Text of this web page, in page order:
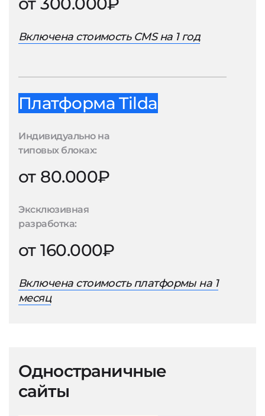
Включена стоимость CMS на 1 год
Платформа Tilda
Индивидуально на
типовых блоках:
от 80.000₽
Эксклюзивная
разработка:
от 160.000₽
Включена стоимость платформы на 1
месяц
Одностраничные
сайты